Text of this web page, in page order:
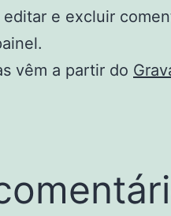
editar e excluir
vêm a partir do